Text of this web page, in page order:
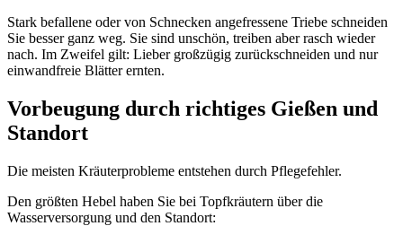
Stark befallene oder von Schnecken angefressene Triebe schneiden
Sie besser ganz weg. Sie sind unschön, treiben aber rasch wieder
nach. Im Zweifel gilt: Lieber großzügig zurückschneiden und nur
einwandfreie Blätter ernten.
Vorbeugung durch richtiges Gießen und
Standort
Die meisten Kräuterprobleme entstehen durch Pflegefehler.
Den größten Hebel haben Sie bei Topfkräutern über die
Wasserversorgung und den Standort: